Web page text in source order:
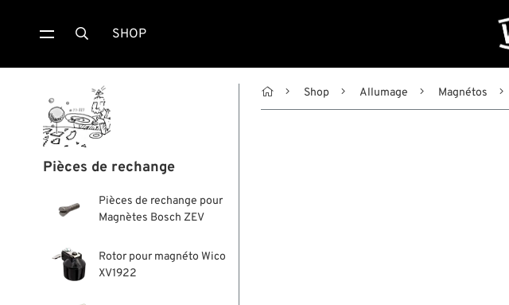
 SHOP
Pièces de rechange
Pièces de rechange pour
Magnètes Bosch ZEV
Rotor pour magnéto Wico
XV1922
 Shop Allumage Magnétos